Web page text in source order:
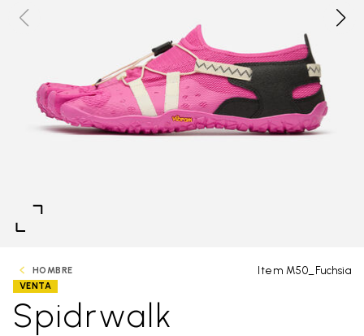
HOMBRE Item M50_Fuchsia
VENTA
Spidrwalk